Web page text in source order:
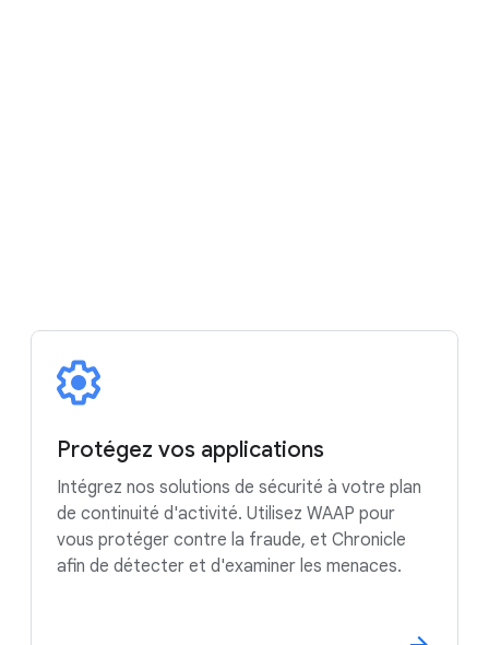
Protégez vos applications
Intégrez nos solutions de sécurité à votre plan
de continuité d'activité. Utilisez WAAP pour
vous protéger contre la fraude, et Chronicle
afin de détecter et d'examiner les menaces.